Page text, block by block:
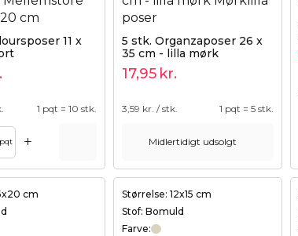
11 x
1 pqt = 10 stk.
pqt +
5 stk. Organzaposer 26 x
35 cm - lilla mørk
17,95 kr.
3,59 kr. / stk. 1 pqt = 5 stk.
Midlertidigt udsolgt
Tilføj til kurv Tilføj til kurv
cm
Størrelse: 12x15 cm
Stof: Bomuld
Farve: